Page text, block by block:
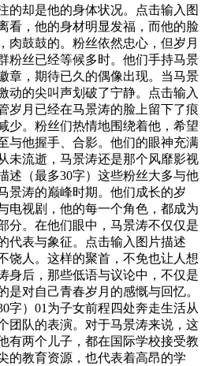
的却是他的身体状况。点击输入图
看，他的身材明显发福，而他的脸
肉鼓鼓的。粉丝依然忠心，但岁月
粉丝已经等候多时。他们手持马景
章，期待已久的偶像出现。当马景
动的尖叫声划破了宁静。点击输入
岁月已经在马景涛的脸上留下了痕
少。粉丝们热情地围绕着他，希望
与他握手、合影。他们的眼神充满
未流逝，马景涛还是那个风靡影视
述（最多30字）这些粉丝大多与他
景涛的巅峰时期。他们成长的岁
电视剧，他的每一个角色，都成为
分。在他们眼中，马景涛不仅仅是
代表与象征。点击输入图片描述
饶人。这样的聚首，不免也让人想
身后，那些低语与议论中，不仅是
是对自己青春岁月的感慨与回忆。
字）01为子女前程四处奔走生活从
团队的表演。对于马景涛来说，这
有两个儿子，都在国际学校接受教
的教育资源，也代表着高昂的学